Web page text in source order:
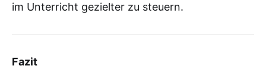
im Unterricht gezielter zu steuern.
Fazit